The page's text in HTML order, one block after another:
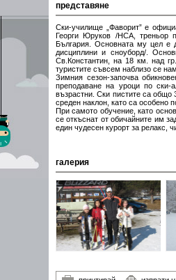
представяне
Ски-училище „Фаворит” е
Георги Юруков /НСА, треньор
България. Основната му цел е
дисциплини и сноуборд/.
Св.Константин, на 18 км. над
туристите съвсем наблизо се
Зимния сезон-започва
преподаване на уроци по ски-
възрастни. Ски пистите са общо
среден наклон, като са особено
При самото обучение, като
се откъснат от обичайните им
един чудесен курорт за релакс,
галерия